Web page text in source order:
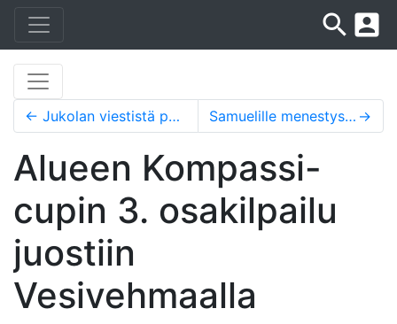
search account_box
← Jukolan viestistä paras sijoitus 30 vuoteen Samuelille menestystä EM-Portugalista →
Alueen Kompassi-
cupin 3. osakilpailu
juostiin
Vesivehmaalla